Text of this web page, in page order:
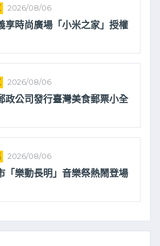
2026/08/06
享時尚廣場「小米之家」授權
2026/08/06
政公司發行臺灣美食郵票小全
2026/08/06
「樂動長明」音樂祭熱鬧登場